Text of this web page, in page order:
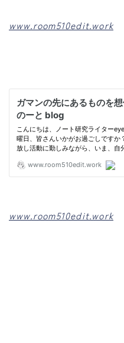
www.room510edit.work
www.room510edit.work